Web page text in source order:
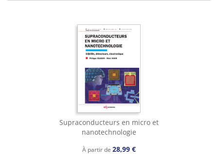
Supraconducteurs en micro et
nanotechnologie
À partir de 28,99 €